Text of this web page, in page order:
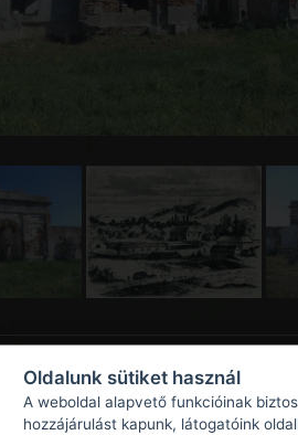
Oldalunk sütiket használ
A weboldal alapvető funkcióinak
hozzájárulást kapunk, látogatóink